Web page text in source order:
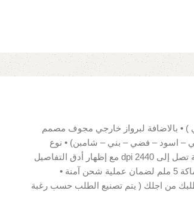
• بالاضافة لبرواز خارجي مجوف مصمم
– اسود – فضي – بني – شامبن) • نوع
القماش للوحة : 100% قطن قابل للمسح • دقة ألوان عالية تصل إلى 2440 dpi مع إظهار أدق التفاصيل
• سهلة التركيب لوجود مثبتات للحائط • تغليف بكرتونة سماكة 5 ملم لضمان عملية شحن آمنة •
من اجلك ( يتم تصنيع الطلب حسب رغبة